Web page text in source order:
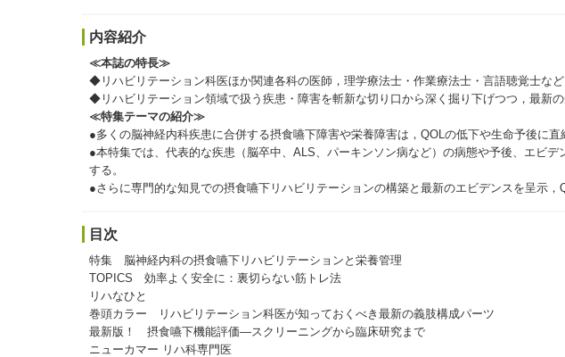
内容紹介
≪本誌の特長≫
◆リハビリテーション科医ほか関連各科の医師，理学療法士・作業療法士・言語聴覚士な
◆リハビリテーション領域で扱う疾患・障害を斬新な切り口から深く掘り下げつつ，最新
≪特集テーマの紹介≫
●多くの脳神経内科疾患に合併する摂食嚥下障害や栄養障害は，QOLの低下や生命予後に
●本特集では、代表的な疾患（脳卒中、ALS、パーキンソン病など）の病態や予後、エビ
する。
●さらに専門的な知見での摂食嚥下リハビリテーションの構築と最新のエビデンスを呈示
目次
特集 脳神経内科の摂食嚥下リハビリテーションと栄養管理
TOPICS 効率よく安全に：裏切らない筋トレ法
リハなひと
巻頭カラー リハビリテーション科医が知っておくべき最新の義肢構成パーツ
最新版！ 摂食嚥下機能評価―スクリーニングから臨床研究まで
ニューカマー リハ科専門医